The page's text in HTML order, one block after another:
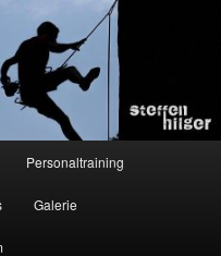
Personaltraining
Galerie